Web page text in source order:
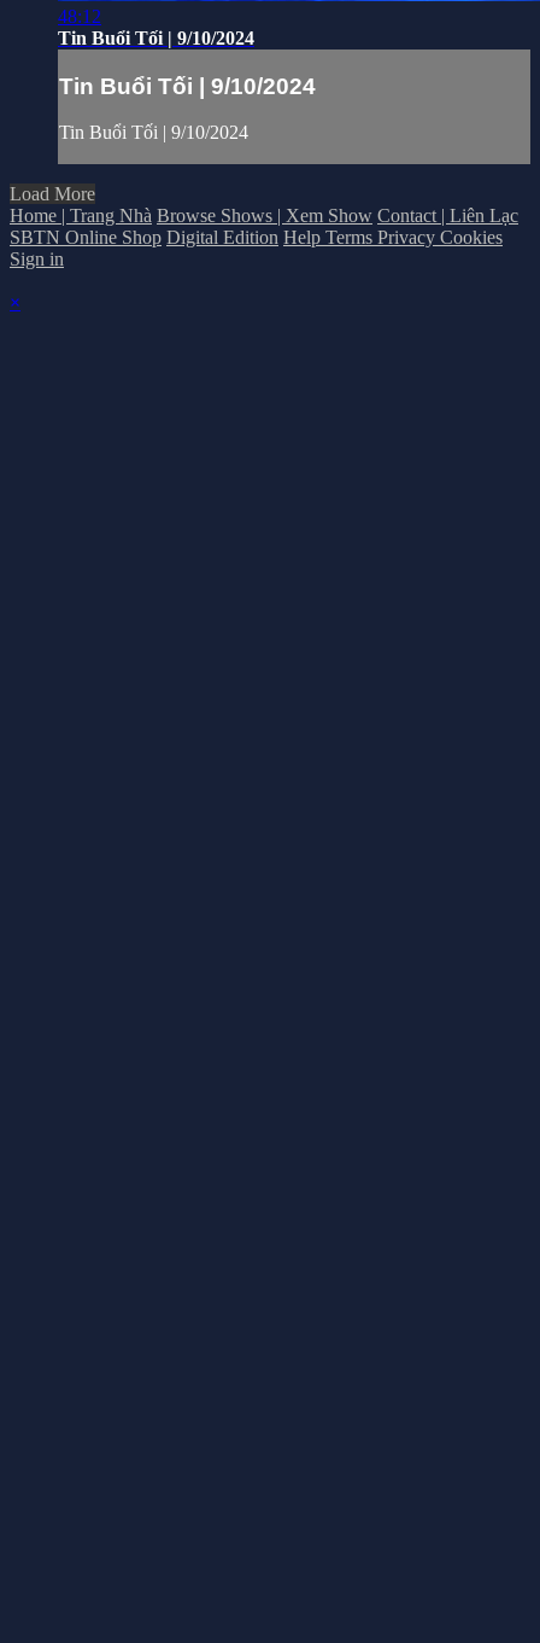
48:12
Tin Buổi Tối | 9/10/2024
Tin Buổi Tối | 9/10/2024
Tin Buổi Tối | 9/10/2024
Load More
Home | Trang Nhà Browse Shows | Xem Show Contact | Liên Lạc
SBTN Online Shop Digital Edition Help Terms Privacy Cookies
Sign in
×